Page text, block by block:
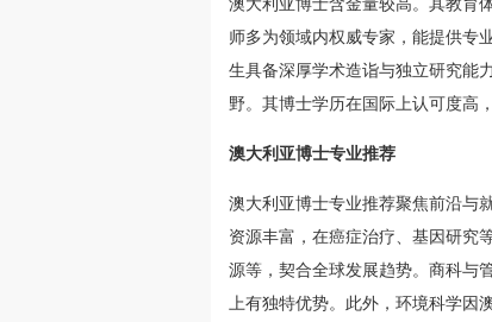
澳大利亚博士含金量较高。其教育
师多为领域内权威专家，能提供专
生具备深厚学术造诣与独立研究能
野。其博士学历在国际上认可度高
澳大利亚博士专业推荐
澳大利亚博士专业推荐聚焦前沿与
资源丰富，在癌症治疗、基因研究
源等，契合全球发展趋势。商科与
上有独特优势。此外，环境科学因